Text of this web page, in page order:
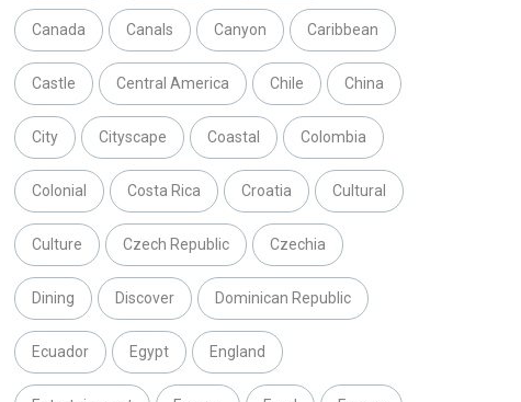
Canada Canals Canyon Caribbean
Castle Central America Chile China
City Cityscape Coastal Colombia
Colonial Costa Rica Croatia Cultural
Culture Czech Republic Czechia
Dining Discover Dominican Republic
Ecuador Egypt England